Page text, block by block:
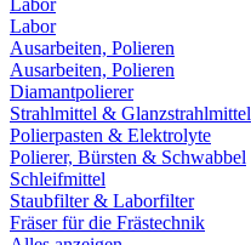
Labor
Labor
Ausarbeiten, Polieren
Ausarbeiten, Polieren
Diamantpolierer
Strahlmittel & Glanzstrahlmittel
Polierpasten & Elektrolyte
Polierer, Bürsten & Schwabbel
Schleifmittel
Staubfilter & Laborfilter
Fräser für die Frästechnik